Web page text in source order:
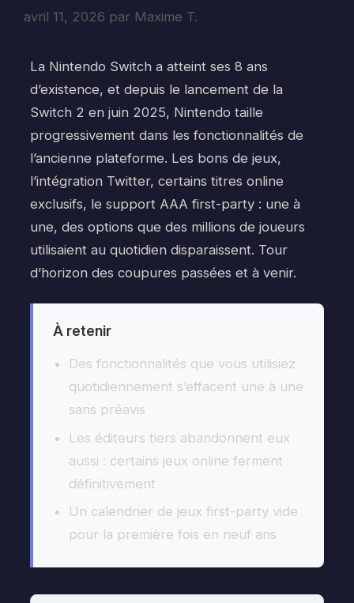
avril 11, 2026 par Maxime T.
La Nintendo Switch a atteint ses 8 ans
d’existence, et depuis le lancement de la
Switch 2 en juin 2025, Nintendo taille
progressivement dans les fonctionnalités de
l’ancienne plateforme. Les bons de jeux,
l’intégration Twitter, certains titres online
exclusifs, le support AAA first-party : une à
une, des options que des millions de joueurs
utilisaient au quotidien disparaissent. Tour
d’horizon des coupures passées et à venir.
À retenir
Des fonctionnalités que vous utilisiez
quotidiennement s’effacent une à une
sans préavis
Les éditeurs tiers abandonnent eux
aussi : certains jeux online ferment
définitivement
Un calendrier de jeux first-party vide
pour la première fois en neuf ans